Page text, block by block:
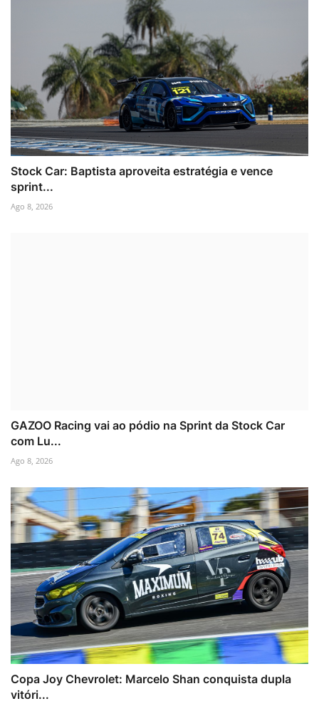
Stock Car: Baptista aproveita estratégia e vence
sprint...
Ago 8, 2026
GAZOO Racing vai ao pódio na Sprint da Stock Car
com Lu...
Ago 8, 2026
Copa Joy Chevrolet: Marcelo Shan conquista dupla
vitóri...